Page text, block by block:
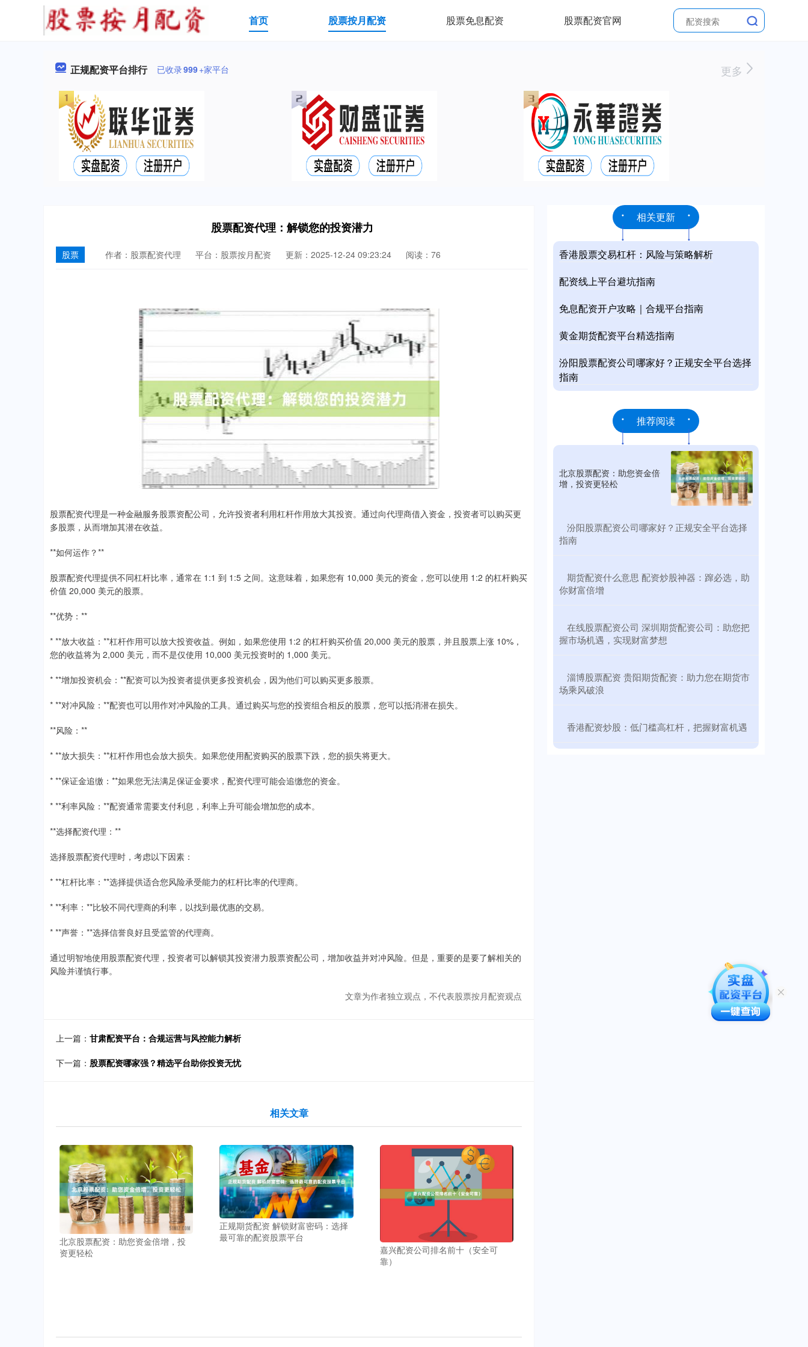
首页 股票按月配资 股票免息配资 股票配资官网
正规配资平台排行 已收录999+家平台 更多
股票配资代理：解锁您的投资潜力
股票 作者：股票配资代理 平台：股票按月配资 更新：2025-12-24 09:23:24 阅读：76
股票配资代理是一种金融服务股票资配公司，允许投资者利用杠杆作用放大其投资。通过向代理商借入资金，投资者可以购买更
多股票，从而增加其潜在收益。
**如何运作？**
股票配资代理提供不同杠杆比率，通常在 1:1 到 1:5 之间。这意味着，如果您有 10,000 美元的资金，您可以使用 1:2 的杠杆购买
价值 20,000 美元的股票。
**优势：**
* **放大收益：**杠杆作用可以放大投资收益。例如，如果您使用 1:2 的杠杆购买价值 20,000 美元的股票，并且股票上涨 10%，
您的收益将为 2,000 美元，而不是仅使用 10,000 美元投资时的 1,000 美元。
* **增加投资机会：**配资可以为投资者提供更多投资机会，因为他们可以购买更多股票。
* **对冲风险：**配资也可以用作对冲风险的工具。通过购买与您的投资组合相反的股票，您可以抵消潜在损失。
**风险：**
* **放大损失：**杠杆作用也会放大损失。如果您使用配资购买的股票下跌，您的损失将更大。
* **保证金追缴：**如果您无法满足保证金要求，配资代理可能会追缴您的资金。
* **利率风险：**配资通常需要支付利息，利率上升可能会增加您的成本。
**选择配资代理：**
选择股票配资代理时，考虑以下因素：
* **杠杆比率：**选择提供适合您风险承受能力的杠杆比率的代理商。
* **利率：**比较不同代理商的利率，以找到最优惠的交易。
* **声誉：**选择信誉良好且受监管的代理商。
通过明智地使用股票配资代理，投资者可以解锁其投资潜力股票资配公司，增加收益并对冲风险。但是，重要的是要了解相关的
风险并谨慎行事。
文章为作者独立观点，不代表股票按月配资观点
上一篇： 甘肃配资平台：合规运营与风控能力解析
下一篇： 股票配资哪家强？精选平台助你投资无忧
相关文章
北京股票配资：助您资金倍增，投
资更轻松
正规期货配资 解锁财富密码：选择
最可靠的配资股票平台
嘉兴配资公司排名前十（安全可
靠）
相关更新
香港股票交易杠杆：风险与策略解析
配资线上平台避坑指南
免息配资开户攻略｜合规平台指南
黄金期货配资平台精选指南
汾阳股票配资公司哪家好？正规安全平台选择
指南
推荐阅读
北京股票配资：助您资金倍
增，投资更轻松
​汾阳股票配资公司哪家好？正规安全平台选择
指南
​期货配资什么意思 配资炒股神器：蹿必选，助
你财富倍增
​在线股票配资公司 深圳期货配资公司：助您把
握市场机遇，实现财富梦想
​淄博股票配资 贵阳期货配资：助力您在期货市
场乘风破浪
​香港配资炒股：低门槛高杠杆，把握财富机遇